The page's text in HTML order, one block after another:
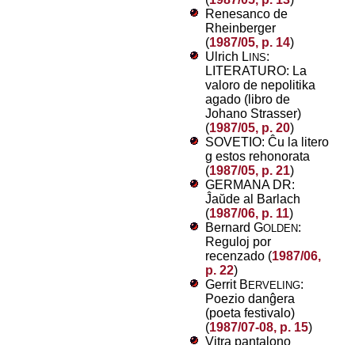
Renesanco de
Rheinberger
(1987/05, p. 14)
Ulrich LINS:
LITERATURO: La
valoro de nepolitika
agado (libro de
Johano Strasser)
(1987/05, p. 20)
SOVETIO: Ĉu la litero
g estos rehonorata
(1987/05, p. 21)
GERMANA DR:
Ĵaŭde al Barlach
(1987/06, p. 11)
Bernard GOLDEN:
Reguloj por
recenzado (1987/06,
p. 22)
Gerrit B ERVELING:
Poezio danĝera
(poeta festivalo)
(1987/07-08, p. 15)
Vitra pantalono